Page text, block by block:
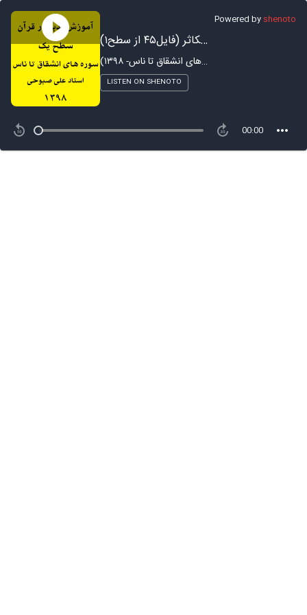
Powered byshenoto
آموزش تدبر در سوره تکاثر (فایل۴۵ از سطح۱)
آموزش تدبر در قرآن - ترم ۱ (سوره های انشقاق تا ناس- ۱۳۹۸)
LISTEN ON SHENOTO
00:00